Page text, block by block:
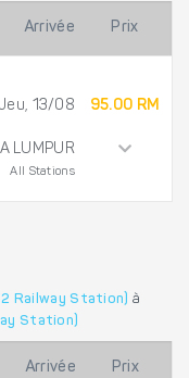
Arrivée Prix
13/08
LUMPUR
All Stations
95.00 RM
Railway Station)
à
Station)
Arrivée Prix